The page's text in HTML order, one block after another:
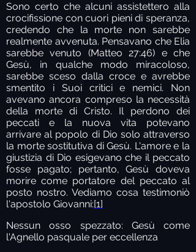
Sono certo che alcuni assistettero alla
crocifissione con cuori pieni di speranza,
credendo che la morte non sarebbe
realmente avvenuta. Pensavano che Elia
sarebbe venuto (Matteo 27:46) e che
Gesù, in qualche modo miracoloso,
sarebbe sceso dalla croce e avrebbe
smentito i Suoi critici e nemici. Non
avevano ancora compreso la necessità
della morte di Cristo. Il perdono dei
peccati e la nuova vita potevano
arrivare al popolo di Dio solo attraverso
la morte sostitutiva di Gesù. L'amore e la
giustizia di Dio esigevano che il peccato
fosse pagato; pertanto, Gesù doveva
morire come portatore del peccato al
posto nostro. Vediamo cosa testimoniò
l'apostolo Giovanni:[1]
Nessun osso spezzato: Gesù come
l'Agnello pasquale per eccellenza